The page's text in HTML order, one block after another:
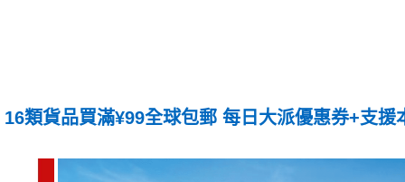
類貨品買滿¥99全球包郵 每日大派優惠券+支援